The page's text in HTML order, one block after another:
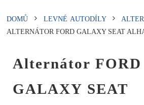
DOMŮ LEVNÉ AUTODÍLY
ALTERNÁTOR FORD GALAXY SEAT
Alternátor FORD
GALAXY SEAT